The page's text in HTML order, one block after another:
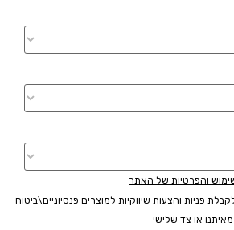
והפרטיות של האתר
פניות והצעות שיווקיות למוצרים פנסיוניים\ביטוח